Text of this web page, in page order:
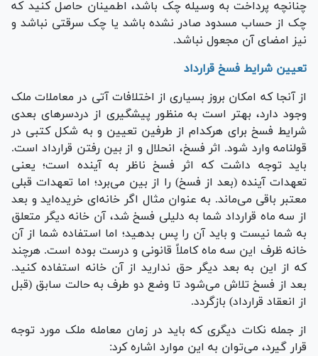
چنانچه پرداخت به وسیله چک باشد، اطمینان حاصل کنید که
چک از حساب مسدود صادر نشده باشد یا چک سرقتی نباشد و
نیز امضای آن مجعول نباشد.
تعیین شرایط فسخ قرارداد
از آنجا که امکان بروز بسیاری از اختلافات آتی در معاملات ملک
وجود دارد، بهتر است به منظور پیشگیری از دردسر‌های بعدی
شرایط فسخ برای هرکدام از طرفین تعیین و به شکل کتبی در
قولنامه وارد شود. اثر فسخ، انحلال و از بین رفتن قرارداد است.
باید توجه داشت که اثر فسخ ناظر به آینده است؛ یعنی
تعهدات آینده (بعد از فسخ) را از بین می‌برد؛ اما تعهدات قبلی
معتبر باقی می‌ماند. به عنوان مثال اگر خانه‌ای خریده‌اید و بعد
از سه ماه قرارداد شما به دلیلی فسخ شد، آن خانه دیگر متعلق
به شما نیست و باید آن را پس بدهید؛ اما استفاده شما از آن
خانه ظرف این سه ماه کاملاً قانونی و درست بوده است. هرچند
که از این به بعد دیگر حق ندارید از آن خانه استفاده کنید.
بعد از فسخ تلاش می‌شود تا وضع دو طرف به حالت سابق (قبل
از انعقاد قرارداد) بازگردد.
از جمله نکات دیگری که باید در زمان معامله ملک مورد توجه
قرار گیرد، می‌توان به این موارد اشاره کرد: